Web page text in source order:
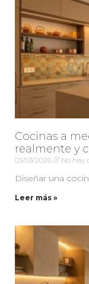
Cocinas a
realmente y
03/03/2026 No hay
Diseñar una
Leer más »